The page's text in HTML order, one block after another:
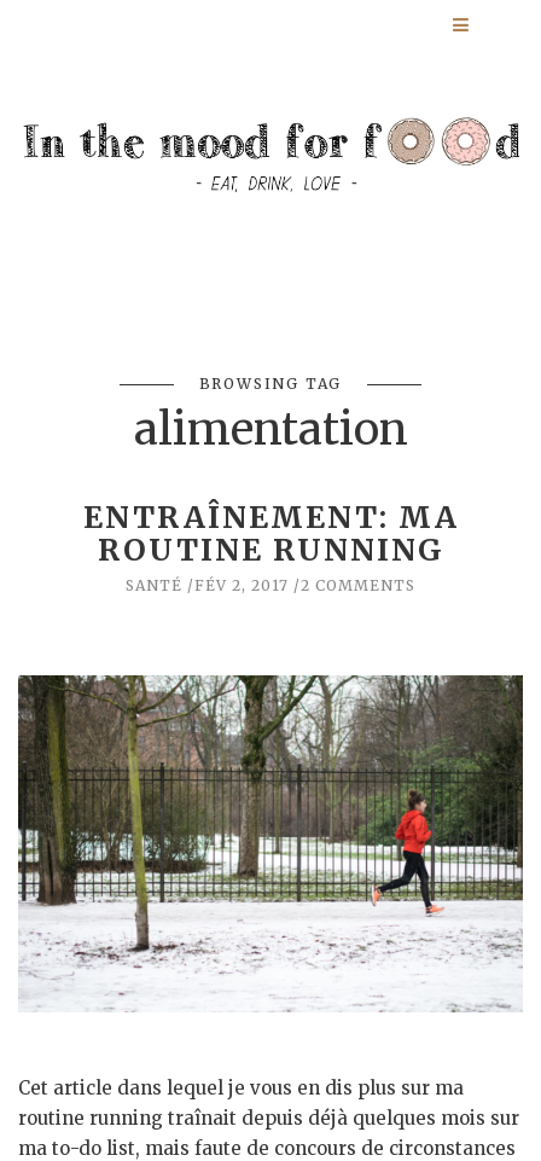
BROWSING TAG
alimentation
ENTRAÎNEMENT: MA
ROUTINE RUNNING
SANTÉ FÉV 2, 2017 2 COMMENTS
Cet article dans lequel je vous en dis plus sur ma
routine running traînait depuis déjà quelques mois sur
ma to-do list, mais faute de concours de circonstances